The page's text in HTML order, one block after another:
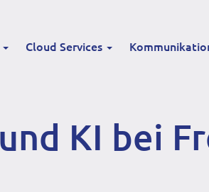
Cloud Services
KI bei